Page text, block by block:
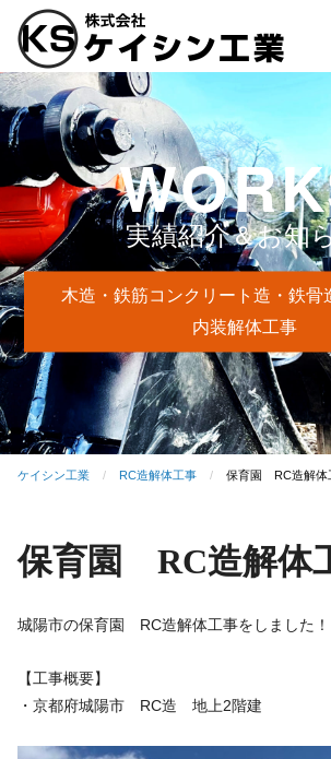
実績紹介＆お知
木造・鉄筋コンクリート造・鉄骨
内装解体工事
ケイシン工業 RC造解体工事 保育園 RC造解体
保育園 RC造解体
城陽市の保育園 RC造解体工事をしました！
【工事概要】
・京都府城陽市 RC造 地上2階建